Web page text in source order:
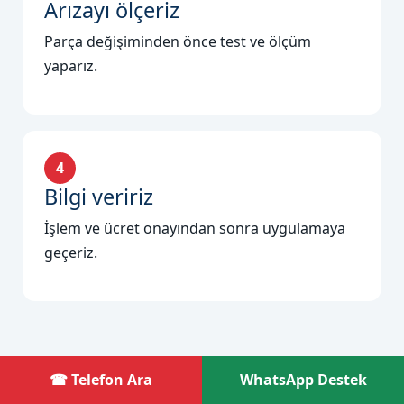
Arızayı ölçeriz
Parça değişiminden önce test ve ölçüm
yaparız.
4
Bilgi veririz
İşlem ve ücret onayından sonra uygulamaya
geçeriz.
☎ Telefon Ara WhatsApp Destek